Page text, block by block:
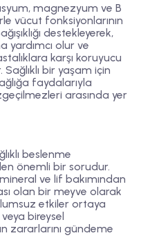
magnezyum ve B
vücut fonksiyonlarının
destekleyerek,
yardımcı olur ve
karşı koruyucu
bir yaşam için
faydalarıyla
arasında yer
beslenme
önemli bir sorudur.
ve lif bakımından
olan bir meyve olarak
etkiler ortaya
veya bireysel
zararlarını gündeme